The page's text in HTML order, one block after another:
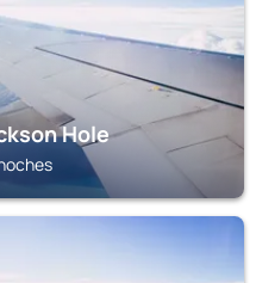
Hole